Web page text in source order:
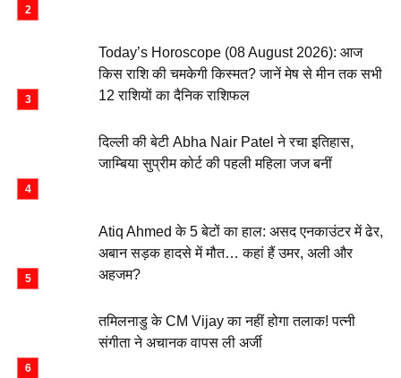
Today’s Horoscope (08 August 2026): आज
किस राशि की चमकेगी किस्मत? जानें मेष से मीन तक सभी
12 राशियों का दैनिक राशिफल
दिल्ली की बेटी Abha Nair Patel ने रचा इतिहास,
जाम्बिया सुप्रीम कोर्ट की पहली महिला जज बनीं
Atiq Ahmed के 5 बेटों का हाल: असद एनकाउंटर में ढेर,
अबान सड़क हादसे में मौत… कहां हैं उमर, अली और
अहजम?
तमिलनाडु के CM Vijay का नहीं होगा तलाक! पत्नी
संगीता ने अचानक वापस ली अर्जी